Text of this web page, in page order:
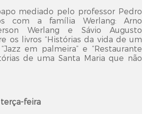
mediado pelo professor Pedro
com a família Werlang: Arno
Werlang e Sávio Augusto
os livros “Histórias da vida de um
“Jazz em palmeira” e “Restaurante
de uma Santa Maria que não
feira